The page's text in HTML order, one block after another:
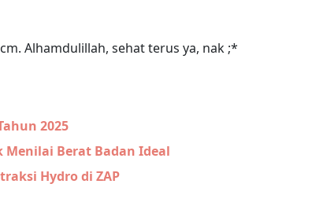
Alhamdulillah, sehat terus ya, nak ;*
2025
Menilai Berat Badan Ideal
Hydro di ZAP